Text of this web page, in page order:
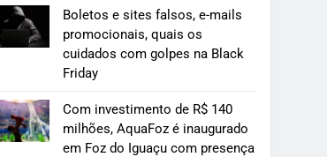
Boletos e sites falsos, e-mails
promocionais, quais os
cuidados com golpes na Black
Friday
Com investimento de R$ 140
milhões, AquaFoz é inaugurado
em Foz do Iguaçu com presença